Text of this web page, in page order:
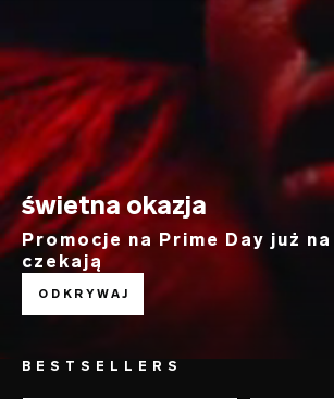
świetna okazja
Promocje na Prime Day już
czekają
ODKRYWAJ
BESTSELLERS